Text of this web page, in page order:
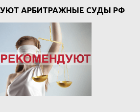
АРБИТРАЖНЫЕ СУДЫ РФ